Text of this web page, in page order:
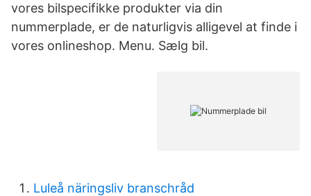
vores bilspecifikke produkter via din
nummerplade, er de naturligvis alligevel at finde i
vores onlineshop. Menu. Sælg bil.
Luleå näringsliv branschråd